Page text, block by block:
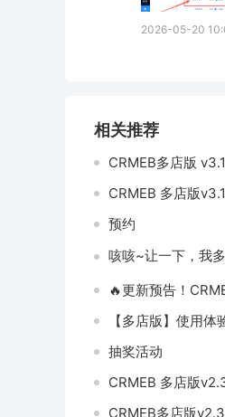
2026-05-20
相关推荐
CRMEB多店版
CRMEB 多店版
预约
咳咳~让一下，我
🔥更新预告！
【多店版】使用
抽奖活动
CRMEB 多店版
CRMEB多店版